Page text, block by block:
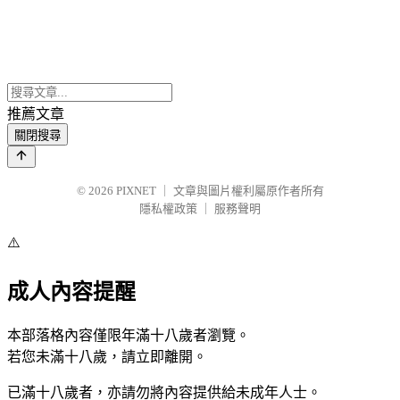
推薦文章
關閉搜尋
© 2026 PIXNET
文章與圖片權利屬原作者所有
隱私權政策
服務聲明
⚠️
成人內容提醒
本部落格內容僅限年滿十八歲者瀏覽。
若您未滿十八歲，請立即離開。
已滿十八歲者，亦請勿將內容提供給未成年人士。